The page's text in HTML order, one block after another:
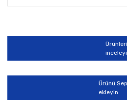
Yorum Yaz
Bu ürünün fiyat bilgisi, resim,
Görüş ve önerileriniz için
Ürün resmi kalitesiz, bozuk
Ürün açıklamasında eksik
Ürün bilgilerinde hatalar
Ürün fiyatı diğer sitelerden
Ürünü
ekleyin